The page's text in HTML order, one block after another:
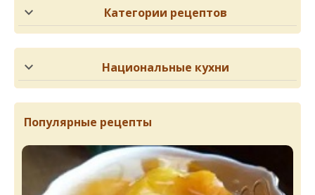
Категории рецептов
Национальные кухни
Популярные рецепты